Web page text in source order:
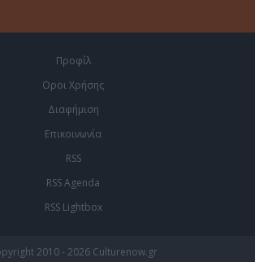
Προφίλ
Οροι Χρήσης
Διαφήμιση
Επικοινωνία
RSS
RSS Agenda
RSS Lightbox
2010 - 2026 Culturenow.gr